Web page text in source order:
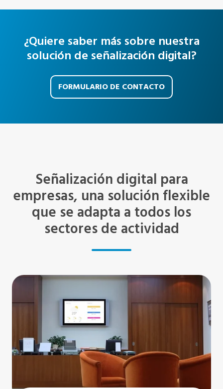
¿Quiere saber más sobre nuestra
solución de señalización digital?
FORMULARIO DE CONTACTO
Señalización digital para
empresas, una solución flexible
que se adapta a todos los
sectores de actividad